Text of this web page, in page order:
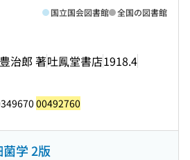
治郎 著吐鳳堂書店1918.4
国立国会図書館 全国の図書館
00492760
学 2版